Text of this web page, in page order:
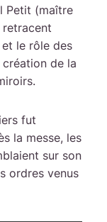
Petit (maître
retracent
le rôle des
création de la
fut
la messe, les
sur son
ordres venus